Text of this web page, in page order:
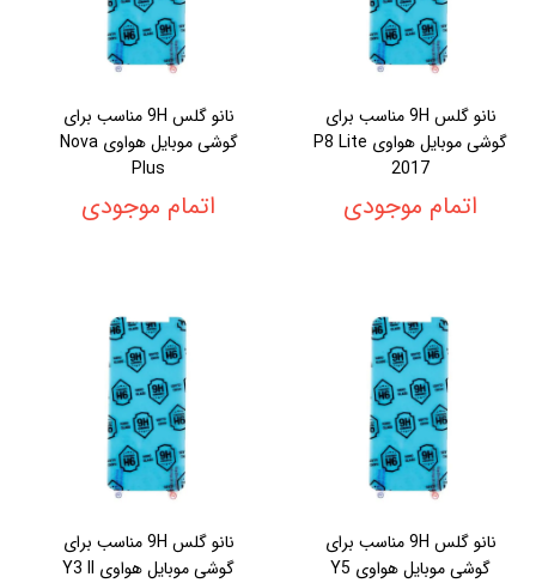
نانو گلس 9H مناسب برای
گوشی موبایل هواوی P8 Lite
2017
اتمام موجودی
نانو گلس 9H مناسب برای
گوشی موبایل هواوی Nova
Plus
اتمام موجودی
نانو گلس 9H مناسب برای
گوشی موبایل هواوی Y5
نانو گلس 9H مناسب برای
گوشی موبایل هواوی Y3 II